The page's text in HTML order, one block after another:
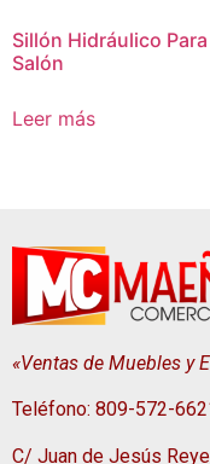
Sillón Hidráulico Para
Salón
Leer más
«Ventas de Muebles y
Teléfono: 809-572-
C/ Juan de Jesús